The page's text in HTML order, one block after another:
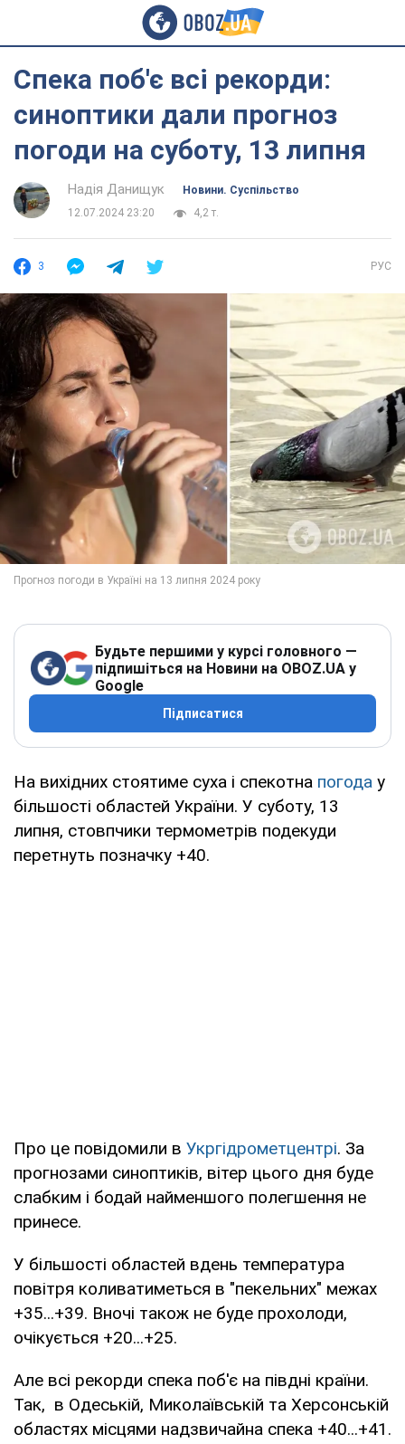
Спека поб'є всі рекорди:
синоптики дали прогноз
погоди на суботу, 13 липня
Надія Данищук
Новини. Суспільство
12.07.2024 23:20
4,2 т.
3 РУС
Будьте першими у курсі головного —
підпишіться на Новини на OBOZ.UA у
Google
Підписатися
На вихідних стоятиме суха і спекотна погода у
більшості областей України. У суботу, 13
липня, стовпчики термометрів подекуди
перетнуть позначку +40.
Про це повідомили в Укргідрометцентрі. За
прогнозами синоптиків, вітер цього дня буде
слабким і бодай найменшого полегшення не
принесе.
У більшості областей вдень температура
повітря коливатиметься в "пекельних" межах
+35...+39. Вночі також не буде прохолоди,
очікується +20...+25.
Але всі рекорди спека поб'є на півдні країни.
Так, в Одеській, Миколаївській та Херсонській
областях місцями надзвичайна спека +40...+41.